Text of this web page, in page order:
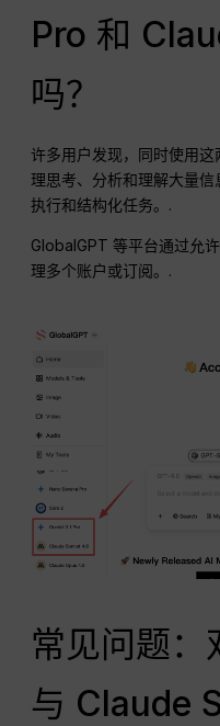
Pro 和
吗？
许多用户发现，同时使用
理思考、分析和理解大量
执行和结构化任务。.
GlobalGPT 等平台通过允
理多个账户或订阅。.
常见问题：
与 Claude